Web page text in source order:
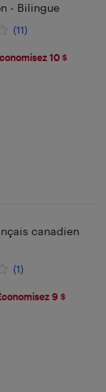
- Bilingue
(11)
10 $
canadien
(1)
9 $